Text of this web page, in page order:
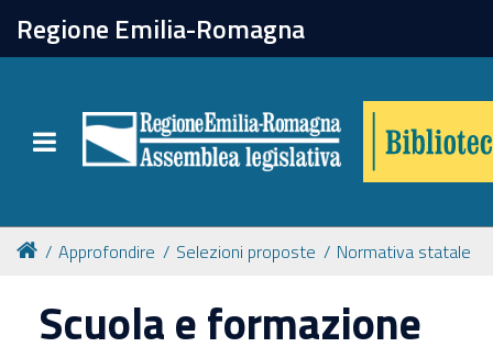
Regione Emilia-Romagna
Toggle navigation
chiudi
Catalogo online
Collezioni
Per approfondire
Approfondire Selezioni proposte Normativa statale
Scuola e formazione